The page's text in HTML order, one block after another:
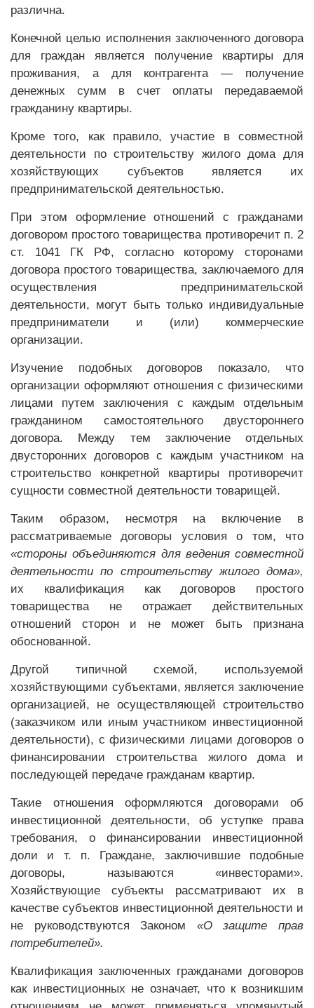
различна.
Конечной целью исполнения заключенного договора
для граждан является получение квартиры для
проживания, а для контрагента — получение
денежных сумм в счет оплаты передаваемой
гражданину квартиры.
Кроме того, как правило, участие в совместной
деятельности по строительству жилого дома для
хозяйствующих субъектов является их
предпринимательской деятельностью.
При этом оформление отношений с гражданами
договором простого товарищества противоречит п. 2
ст. 1041 ГК РФ, согласно которому сторонами
договора простого товарищества, заключаемого для
осуществления предпринимательской
деятельности, могут быть только индивидуальные
предприниматели и (или) коммерческие
организации.
Изучение подобных договоров показало, что
организации оформляют отношения с физическими
лицами путем заключения с каждым отдельным
гражданином самостоятельного двустороннего
договора. Между тем заключение отдельных
двусторонних договоров с каждым участником на
строительство конкретной квартиры противоречит
сущности совместной деятельности товарищей.
Таким образом, несмотря на включение в
рассматриваемые договоры условия о том, что
«стороны объединяются для ведения совместной
деятельности по строительству жилого дома»,
их квалификация как договоров простого
товарищества не отражает действительных
отношений сторон и не может быть признана
обоснованной.
Другой типичной схемой, используемой
хозяйствующими субъектами, является заключение
организацией, не осуществляющей строительство
(заказчиком или иным участником инвестиционной
деятельности), с физическими лицами договоров о
финансировании строительства жилого дома и
последующей передаче гражданам квартир.
Такие отношения оформляются договорами об
инвестиционной деятельности, об уступке права
требования, о финансировании инвестиционной
доли и т. п. Граждане, заключившие подобные
договоры, называются «инвесторами».
Хозяйствующие субъекты рассматривают их в
качестве субъектов инвестиционной деятельности и
не руководствуются Законом «О защите прав
потребителей».
Квалификация заключенных гражданами договоров
как инвестиционных не означает, что к возникшим